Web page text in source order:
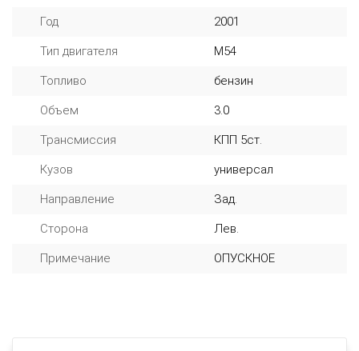
Год 2001
Тип двигателя M54
Топливо бензин
Объем 3.0
Трансмиссия КПП 5ст.
Кузов универсал
Направление Зад.
Сторона Лев.
Примечание ОПУСКНОЕ